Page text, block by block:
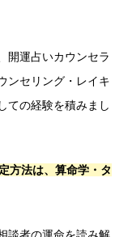
開運占いカウンセラ
ンセリング・レイキ
ての経験を積みまし
方法は、算命学・タ